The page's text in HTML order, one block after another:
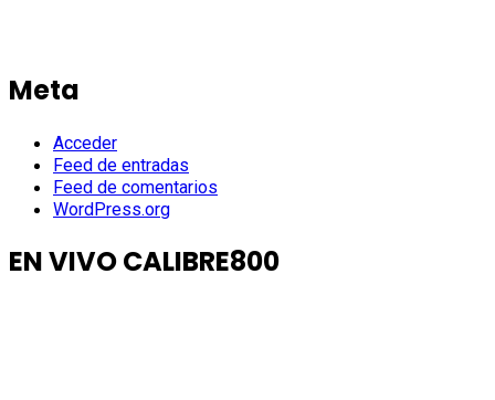
Meta
Acceder
Feed de entradas
Feed de comentarios
WordPress.org
EN VIVO CALIBRE800